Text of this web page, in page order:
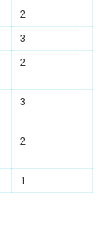
2
3
2
3
2
1